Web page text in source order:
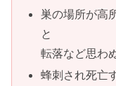
巣の場所が高
と
転落など思わ
蜂刺され死亡